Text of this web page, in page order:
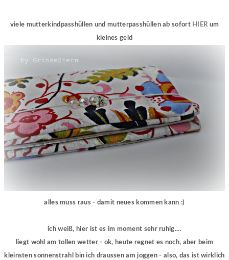
viele mutterkindpasshüllen und mutterpasshüllen ab sofort HIER um
kleines geld
alles muss raus - damit neues kommen kann :)
ich weiß, hier ist es im moment sehr ruhig....
liegt wohl am tollen wetter - ok, heute regnet es noch, aber beim
kleinsten sonnenstrahl bin ich draussen am joggen - also, das ist wirklich